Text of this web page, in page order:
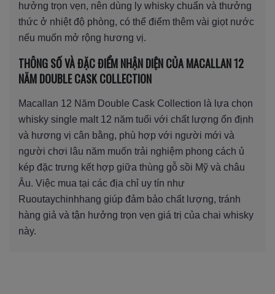
hưởng trọn vẹn, nên dùng ly whisky chuẩn và thưởng
thức ở nhiệt độ phòng, có thể điểm thêm vài giọt nước
nếu muốn mở rộng hương vị.
THÔNG SỐ VÀ ĐẶC ĐIỂM NHẬN DIỆN CỦA MACALLAN 12
NĂM DOUBLE CASK COLLECTION
Macallan 12 Năm Double Cask Collection là lựa chọn
whisky single malt 12 năm tuổi với chất lượng ổn định
và hương vị cân bằng, phù hợp với người mới và
người chơi lâu năm muốn trải nghiệm phong cách ủ
kép đặc trưng kết hợp giữa thùng gỗ sồi Mỹ và châu
Âu. Việc mua tại các địa chỉ uy tín như
Ruoutaychinhhang giúp đảm bảo chất lượng, tránh
hàng giả và tận hưởng trọn vẹn giá trị của chai whisky
này.